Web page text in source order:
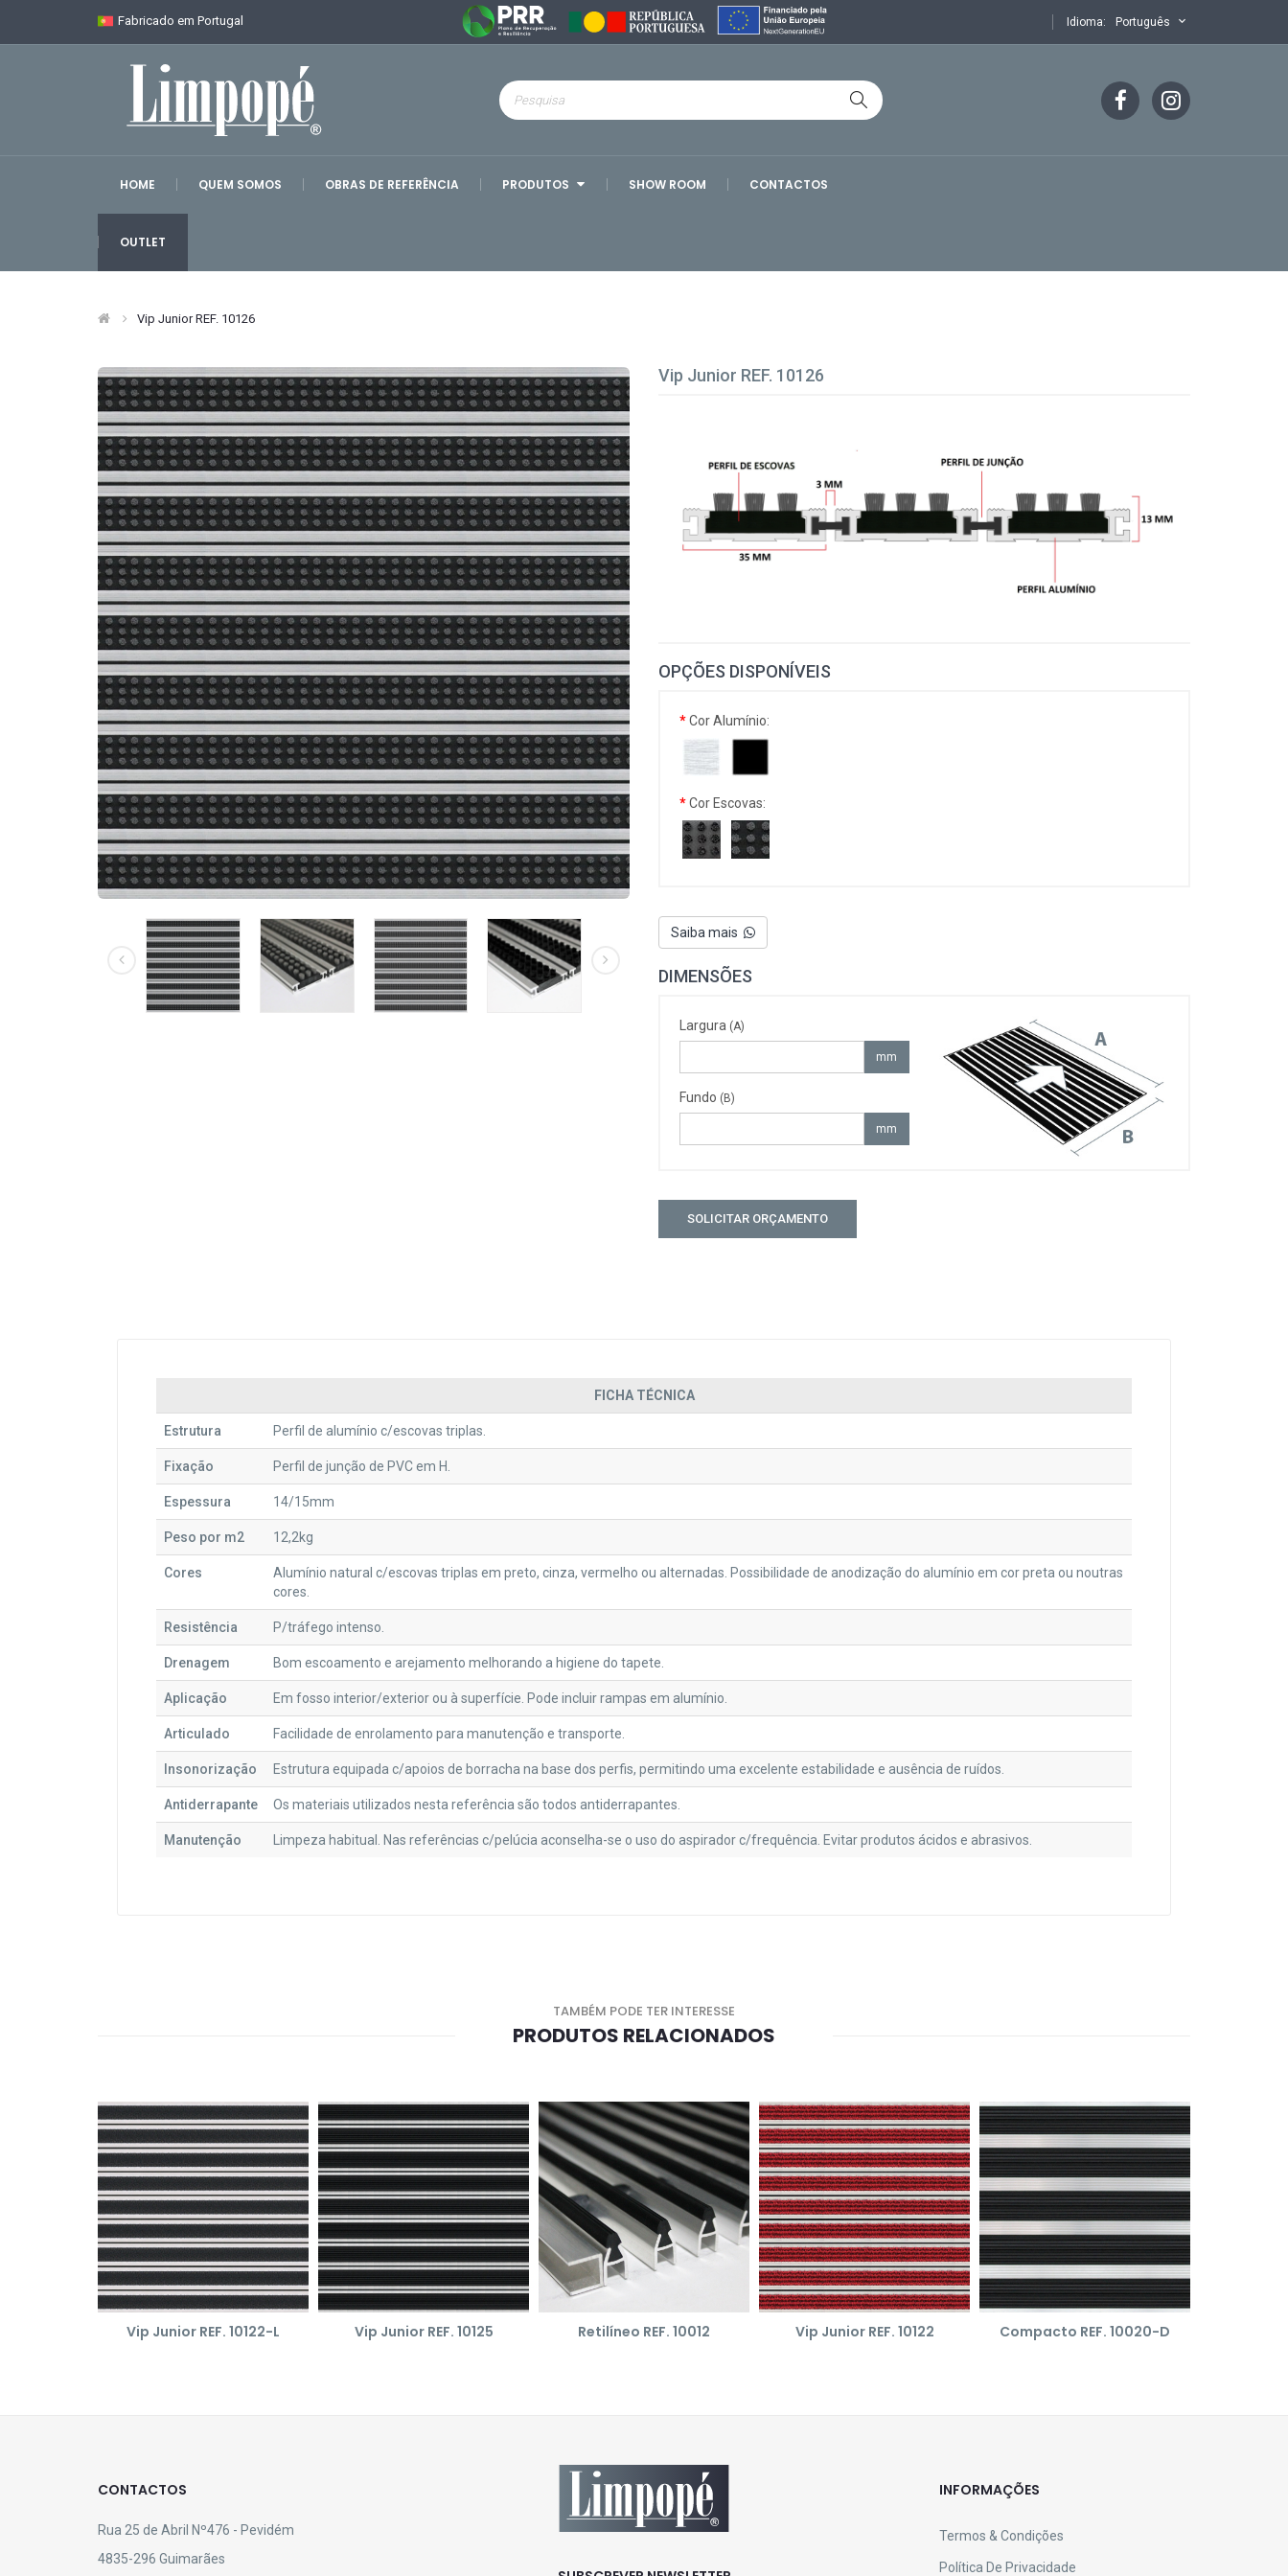
Fabricado em Portugal Idioma: Português
HOME QUEM SOMOS OBRAS DE REFERÊNCIA PRODUTOS SHOW ROOM CONTACTOS
OUTLET
Vip Junior REF. 10126
Vip Junior REF. 10126
OPÇÕES DISPONÍVEIS
Cor Alumínio:
Cor Escovas:
Saiba mais
DIMENSÕES
Largura (A)
mm
Fundo (B)
mm
FICHA TÉCNICA
Estrutura Perfil de alumínio c/escovas triplas.
Fixação Perfil de junção de PVC em H.
Espessura 14/15mm
Peso por m2 12,2kg
Cores
Alumínio natural c/escovas triplas em preto, cinza, vermelho ou alternadas. Possibilidade de anodização do alumínio em cor preta ou noutras
cores.
Resistência P/tráfego intenso.
Drenagem Bom escoamento e arejamento melhorando a higiene do tapete.
Aplicação Em fosso interior/exterior ou à superfície. Pode incluir rampas em alumínio.
Articulado Facilidade de enrolamento para manutenção e transporte.
Insonorização Estrutura equipada c/apoios de borracha na base dos perfis, permitindo uma excelente estabilidade e ausência de ruídos.
Antiderrapante Os materiais utilizados nesta referência são todos antiderrapantes.
Manutenção Limpeza habitual. Nas referências c/pelúcia aconselha-se o uso do aspirador c/frequência. Evitar produtos ácidos e abrasivos.
TAMBÉM PODE TER INTERESSE
PRODUTOS RELACIONADOS
Vip Junior REF. 10122-L Vip Junior REF. 10125 Retilíneo REF. 10012 Vip Junior REF. 10122 Compacto REF. 10020-D
CONTACTOS
Rua 25 de Abril Nº476 - Pevidém
4835-296 Guimarães
INFORMAÇÕES
Termos & Condições
Política De Privacidade